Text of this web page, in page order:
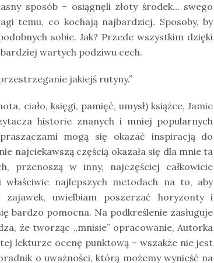
sposób – osiągnęli złoty środek… swego
temu, co kochają najbardziej. Sposoby, by
sobie. Jak? Przede wszystkim dzięki
wartych podziwu cech.
jakiejś rutyny.”
ciało, księgi, pamięć, umysł) książce, Jamie
historie znanych i mniej popularnych
mogą się okazać inspiracją do
najciekawszą częścią okazała się dla mnie ta
przenoszą w inny, najczęściej całkowicie
najlepszych metodach na to, aby
uwielbiam poszerzać horyzonty i
bardzo pomocna. Na podkreślenie zasługuje
że tworząc „mnisie” opracowanie, Autorka
lekturze ocenę punktową – wszakże nie jest
o uważności, którą możemy wynieść na